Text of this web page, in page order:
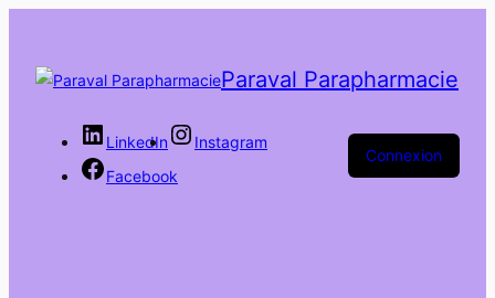
Paraval Parapharmacie
LinkedIn
Instagram
Facebook
Connexion